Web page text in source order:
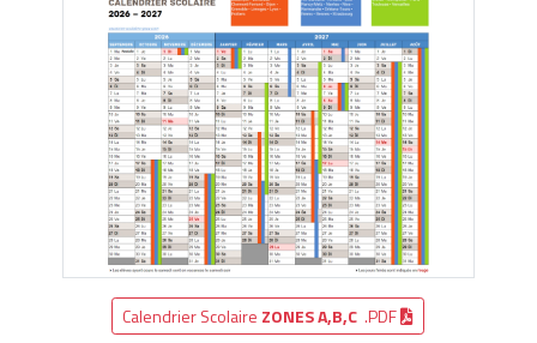
Calendrier Scolaire ZONES A,B,C .PDF